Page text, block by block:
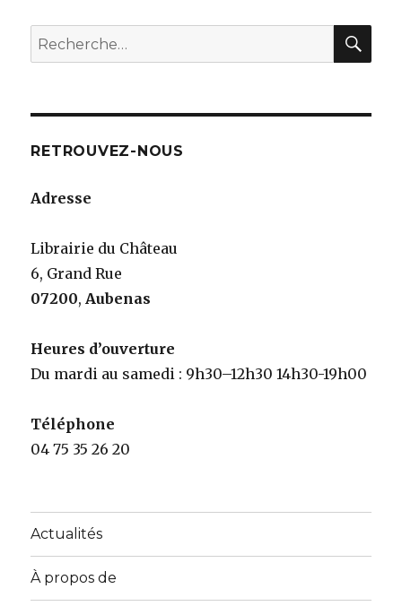
Recherche
pour
RETROUVEZ-NOUS
Adresse
Librairie du Château
6, Grand Rue
07200, Aubenas
Heures d’ouverture
Du mardi au samedi : 9h30–12h30 14h30-19h00
Téléphone
04 75 35 26 20
Actualités
À propos de